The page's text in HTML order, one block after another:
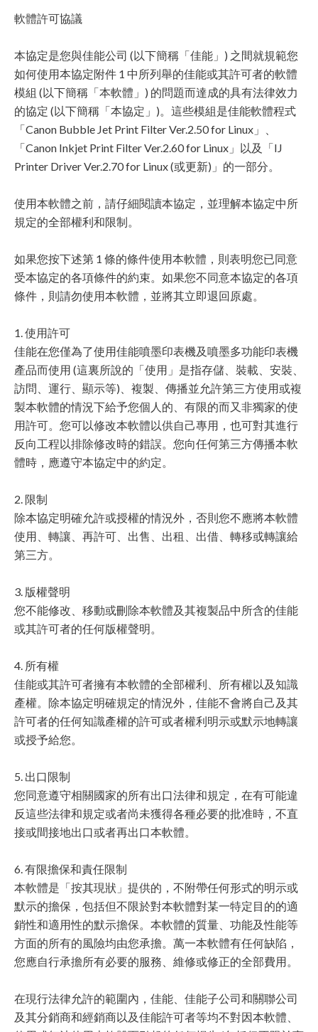
軟體許可協議
本協定是您與佳能公司 (以下簡稱「佳能」) 之間就規範您
如何使用本協定附件 1 中所列舉的佳能或其許可者的軟體
模組 (以下簡稱「本軟體」) 的問題而達成的具有法律效力
的協定 (以下簡稱「本協定」)。這些模組是佳能軟體程式
「Canon Bubble Jet Print Filter Ver.2.50 for Linux」、
「Canon Inkjet Print Filter Ver.2.60 for Linux」以及「IJ
Printer Driver Ver.2.70 for Linux (或更新)」的一部分。
使用本軟體之前，請仔細閱讀本協定，並理解本協定中所
規定的全部權利和限制。
如果您按下述第 1 條的條件使用本軟體，則表明您已同意
受本協定的各項條件的約束。如果您不同意本協定的各項
條件，則請勿使用本軟體，並將其立即退回原處。
1. 使用許可
佳能在您僅為了使用佳能噴墨印表機及噴墨多功能印表機
產品而使用 (這裏所說的「使用」是指存儲、裝載、安裝、
訪問、運行、顯示等)、複製、傳播並允許第三方使用或複
製本軟體的情況下給予您個人的、有限的而又非獨家的使
用許可。您可以修改本軟體以供自己專用，也可對其進行
反向工程以排除修改時的錯誤。您向任何第三方傳播本軟
體時，應遵守本協定中的約定。
2. 限制
除本協定明確允許或授權的情況外，否則您不應將本軟體
使用、轉讓、再許可、出售、出租、出借、轉移或轉讓給
第三方。
3. 版權聲明
您不能修改、移動或刪除本軟體及其複製品中所含的佳能
或其許可者的任何版權聲明。
4. 所有權
佳能或其許可者擁有本軟體的全部權利、所有權以及知識
產權。除本協定明確規定的情況外，佳能不會將自己及其
許可者的任何知識產權的許可或者權利明示或默示地轉讓
或授予給您。
5. 出口限制
您同意遵守相關國家的所有出口法律和規定，在有可能違
反這些法律和規定或者尚未獲得各種必要的批准時，不直
接或間接地出口或者再出口本軟體。
6. 有限擔保和責任限制
本軟體是「按其現狀」提供的，不附帶任何形式的明示或
默示的擔保，包括但不限於對本軟體對某一特定目的的適
銷性和適用性的默示擔保。本軟體的質量、功能及性能等
方面的所有的風險均由您承擔。萬一本軟體有任何缺陷，
您應自行承擔所有必要的服務、維修或修正的全部費用。
在現行法律允許的範圍內，佳能、佳能子公司和關聯公司
及其分銷商和經銷商以及佳能許可者等均不對因本軟體、